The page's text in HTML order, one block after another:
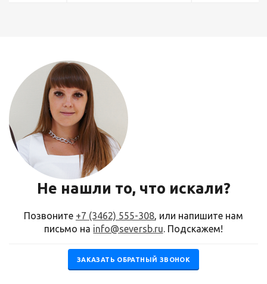
Не нашли то, что искали?
Позвоните +7 (3462) 555-308, или напишите нам
письмо на info@seversb.ru. Подскажем!
ЗАКАЗАТЬ ОБРАТНЫЙ ЗВОНОК